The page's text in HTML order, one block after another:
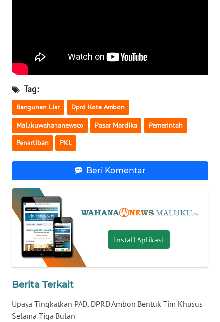
Tag:
Bangunan Liar Dprd Kota Ambon
Malukuwahananewsco Pasar Mardika Pemerintah
Penertiban PKL
Beri Komentar
Install Aplikasi
Berita Terkait
Upaya Tingkatkan PAD, DPRD Ambon Bentuk Tim Khusus
Selama Tiga Bulan
WN
SULTENG
WN
SULBAR
WN
BABEL
WN
WN
SUMSEL
WN
BENGKULU
LAMPUNG
WN
JATENG